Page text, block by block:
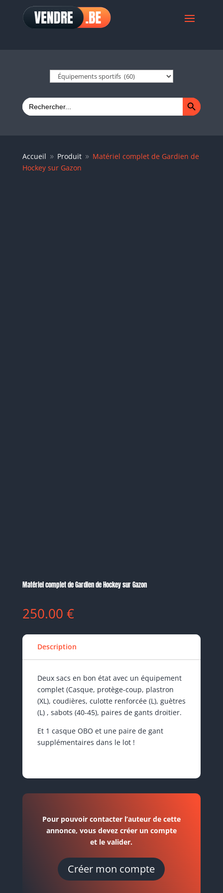
Search
for:
Search Button
Accueil 9 Produit 9 Matériel complet de Gardien de
Hockey sur Gazon
Matériel complet de Gardien de Hockey sur Gazon
250.00 €
Description
Deux sacs en bon état avec un équipement
complet (Casque, protège-coup, plastron
(XL), coudières, culotte renforcée (L), guètres
(L) , sabots (40-45), paires de gants droitier.
Et 1 casque OBO et une paire de gant
supplémentaires dans le lot !
Pour pouvoir contacter l’auteur de cette
annonce, vous devez créer un compte
et le valider.
Créer mon compte